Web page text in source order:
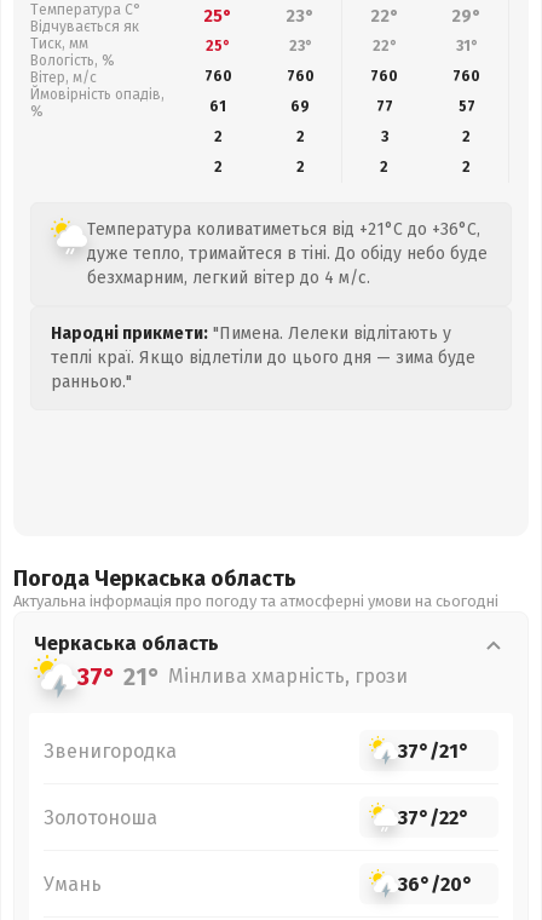
Температура С°
Відчувається як
Тиск, мм
Вологість, %
Вітер, м/с
Ймовірність опадів,
%
25° 23° 22° 29°
25° 23° 22° 31°
760
760 760 760
61
69 77 57
2
2 3
2
2
2 2 2
Температура коливатиметься від +21°C до +36°C,
дуже тепло, тримайтеся в тіні. До обіду небо буде
безхмарним, легкий вітер до 4 м/с.
Народні прикмети: "Пимена. Лелеки відлітають у
теплі краї. Якщо відлетіли до цього дня — зима буде
ранньою."
Погода Черкаська область
Актуальна інформація про погоду та атмосферні умови на сьогодні
Черкаська область
37° 21° Мінлива хмарність, грози
Звенигородка 37°/21°
Золотоноша 37°/22°
Умань 36°/20°